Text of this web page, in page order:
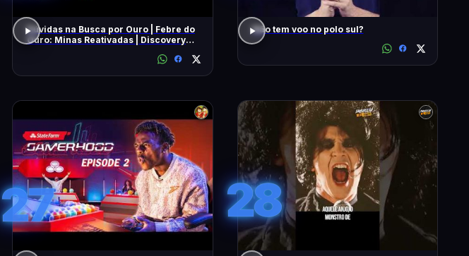
Dúvidas na Busca por Ouro | Febre do
Ouro: Minas Reativadas | Discovery
Não tem voo no polo sul?
27 28